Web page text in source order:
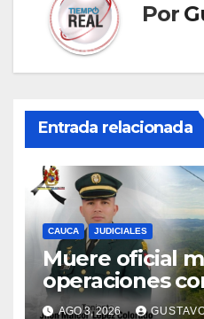
Por
Entrada relacionada
CAUCA JUDICIALES
Muere oficial
operaciones
el sur del
AGO 3, 2026